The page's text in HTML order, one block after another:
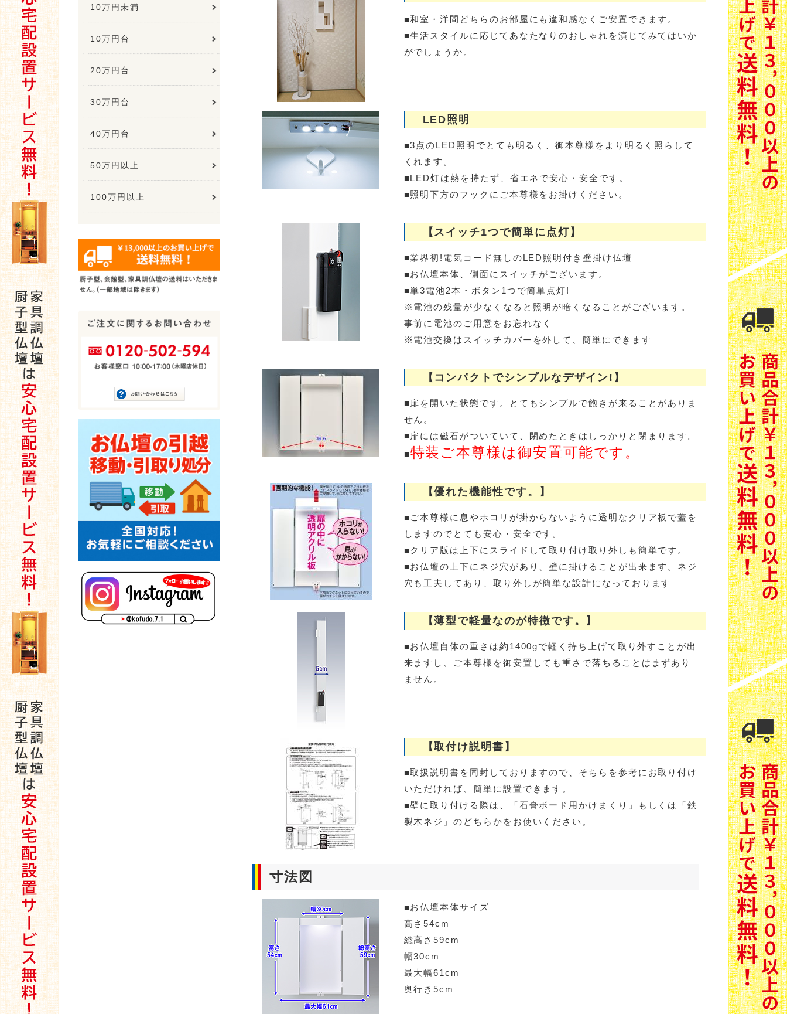
■和室・洋間どちらのお部屋にも違和感なくご安置できます。
■生活スタイルに応じてあなたなりのおしゃれを演じてみてはいか
がでしょうか。
LED照明
■3点のLED照明でとても明るく、御本尊様をより明るく照らして
くれます。
■LED灯は熱を持たず、省エネで安心・安全です。
■照明下方のフックにご本尊様をお掛けください。
【スイッチ1つで簡単に点灯】
■業界初!電気コード無しのLED照明付き壁掛け仏壇
■お仏壇本体、側面にスイッチがございます。
■単3電池2本・ボタン1つで簡単点灯!
※電池の残量が少なくなると照明が暗くなることがございます。
事前に電池のご用意をお忘れなく
※電池交換はスイッチカバーを外して、簡単にできます
【コンパクトでシンプルなデザイン!】
■扉を開いた状態です。とてもシンプルで飽きが来ることがありま
せん。
■扉には磁石がついていて、閉めたときはしっかりと閉まります。
■特装ご本尊様は御安置可能です。
【優れた機能性です。】
■ご本尊様に息やホコリが掛からないように透明なクリア板で蓋を
しますのでとても安心・安全です。
■クリア版は上下にスライドして取り付け取り外しも簡単です。
■お仏壇の上下にネジ穴があり、壁に掛けることが出来ます。ネジ
穴も工夫してあり、取り外しが簡単な設計になっております
【薄型で軽量なのが特徴です。】
■お仏壇自体の重さは約1400gで軽く持ち上げて取り外すことが出
来ますし、ご本尊様を御安置しても重さで落ちることはまずあり
ません。
【取付け説明書】
■取扱説明書を同封しておりますので、そちらを参考にお取り付け
いただければ、簡単に設置できます。
■壁に取り付ける際は、「石膏ボード用かけまくり」もしくは「鉄
製木ネジ」のどちらかをお使いください。
寸法図
■お仏壇本体サイズ
高さ54cm
総高さ59cm
幅30cm
最大幅61cm
奥行き5cm
10万円未満
10万円台
20万円台
30万円台
40万円台
50万円以上
100万円以上